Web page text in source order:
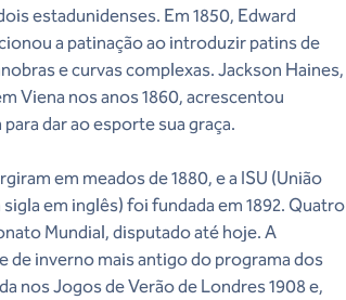
estadunidenses. Em 1850, Edward
a patinação ao introduzir patins de
e curvas complexas. Jackson Haines,
Viena nos anos 1860, acrescentou
dar ao esporte sua graça.
em meados de 1880, e a ISU (União
em inglês) foi fundada em 1892. Quatro
Mundial, disputado até hoje. A
de inverno mais antigo do programa dos
nos Jogos de Verão de Londres 1908 e,